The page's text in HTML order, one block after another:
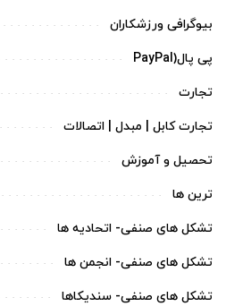
بیوگرافی ورزشکاران
پی پال(PayPal
تجارت
تجارت کابل | مبدل | اتصالات
تحصیل و آموزش
ترین ها
تشکل های صنفی- اتحادیه ها
تشکل های صنفی- انجمن ها
تشکل های صنفی- سندیکاها